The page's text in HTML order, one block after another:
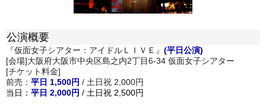
公演概要
『仮面女子シアター：アイドルＬＩＶＥ』 (平日公演)
[会場]大阪府大阪市中央区島之内2丁目6-34 仮面女子シアター
[チケット料金]
前売： 平日 1,500円 / 土日祝 2,000円
当日： 平日 2,000円 / 土日祝 2,500円